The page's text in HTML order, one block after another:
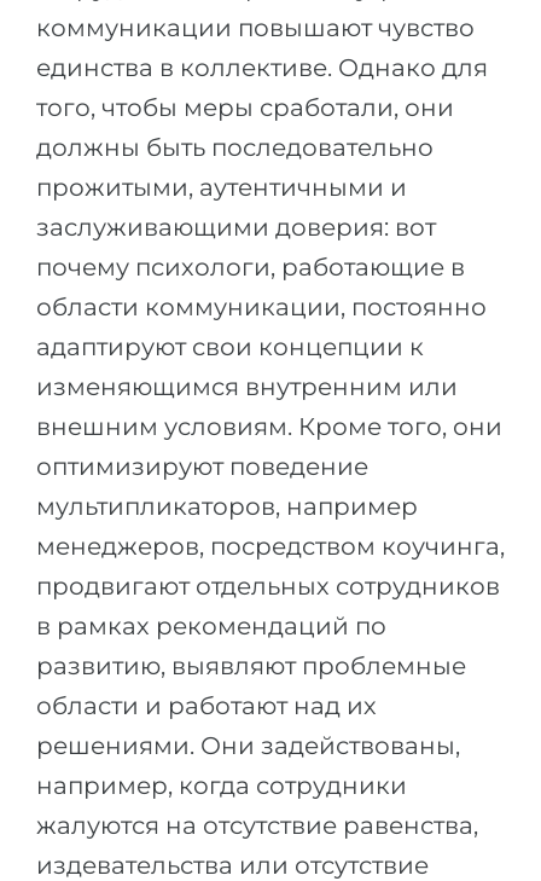
коммуникации повышают чувство
единства в коллективе. Однако для
того, чтобы меры сработали, они
должны быть последовательно
прожитыми, аутентичными и
заслуживающими доверия: вот
почему психологи, работающие в
области коммуникации, постоянно
адаптируют свои концепции к
изменяющимся внутренним или
внешним условиям. Кроме того, они
оптимизируют поведение
мультипликаторов, например
менеджеров, посредством коучинга,
продвигают отдельных сотрудников
в рамках рекомендаций по
развитию, выявляют проблемные
области и работают над их
решениями. Они задействованы,
например, когда сотрудники
жалуются на отсутствие равенства,
издевательства или отсутствие